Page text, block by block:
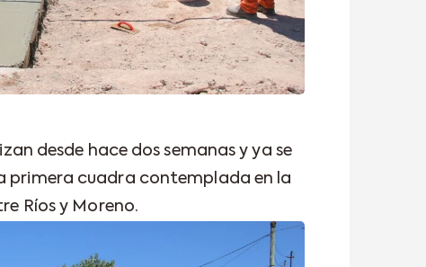
desde hace dos semanas y ya se
primera cuadra contemplada en la
Ríos y Moreno.